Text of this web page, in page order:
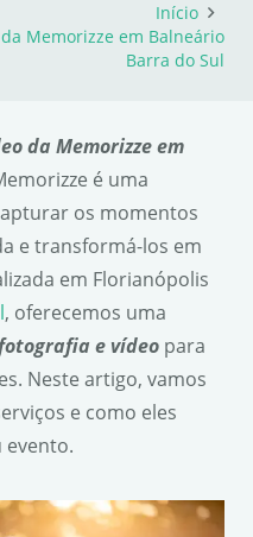
Início
Memorizze em Balneário
Barra do Sul
da Memorizze em
é uma
os momentos
e transformá-los em
em Florianópolis
, oferecemos uma
e vídeo para
Neste artigo, vamos
e como eles
evento.